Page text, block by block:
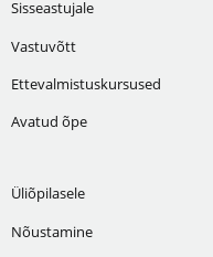
Sisseastujale
Vastuvõtt
Ettevalmistuskursused
Avatud õpe
Üliõpilasele
Nõustamine